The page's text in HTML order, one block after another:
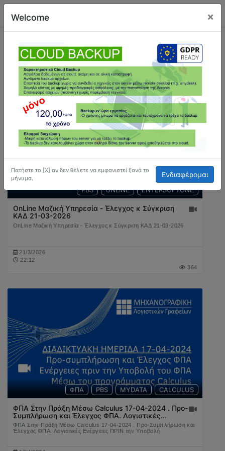
ΕΚΠΑΙΔΕΥΣΗ
Εκπαιδευτικές Ημερίδς
ENTERSOFTONE
ONLINE
PBS
OnLine Μαζική Υπηρεσία - Έλεγχος κ Σύγκριση
ΚΑΔ 21-03-2026
OnLine Μαζική Υπηρεσία - Έλεγχος κ Σύγκριση ΚΑΔ 21-03-2026
21/3/2026
22:12
364
CALCULUS
MYDATA
PBS
ΦΠΑ
ΦΠΑ Στην Πράξη Μέσω Calculus 17-04-2024 . Προ-
Συμπλήρωση και Έλεγχος ΦΠΑ. Λογιστικές
Ενέργειες ΠΡΙΝ την Υποβολή
ΦΠΑ Στην Πράξη Μέσω Calculus 17-04-2024 . Προ-Συμπλήρωση και
Έλεγχος ΦΠΑ. Λογιστικές Ενέργειες ΠΡΙΝ την Υποβολή
Welcome ×
Πατήστε το [Χ] αν δεν θέλετε να εμφανιστεί ξανά το
μήνυμα.
Ενδιαφέρομαι